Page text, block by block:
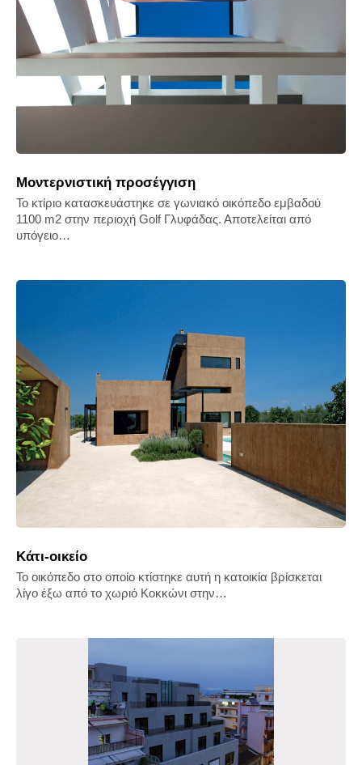
Μοντερνιστική προσέγγιση
Το κτίριο κατασκευάστηκε σε γωνιακό οικόπεδο εμβαδού
1100 m2 στην περιοχή Golf Γλυφάδας. Αποτελείται από
υπόγειο…
Kάτι-οικείο
Το οικόπεδο στο οποίο κτίστηκε αυτή η κατοικία βρίσκεται
λίγο έξω από το χωριό Κοκκώνι στην…